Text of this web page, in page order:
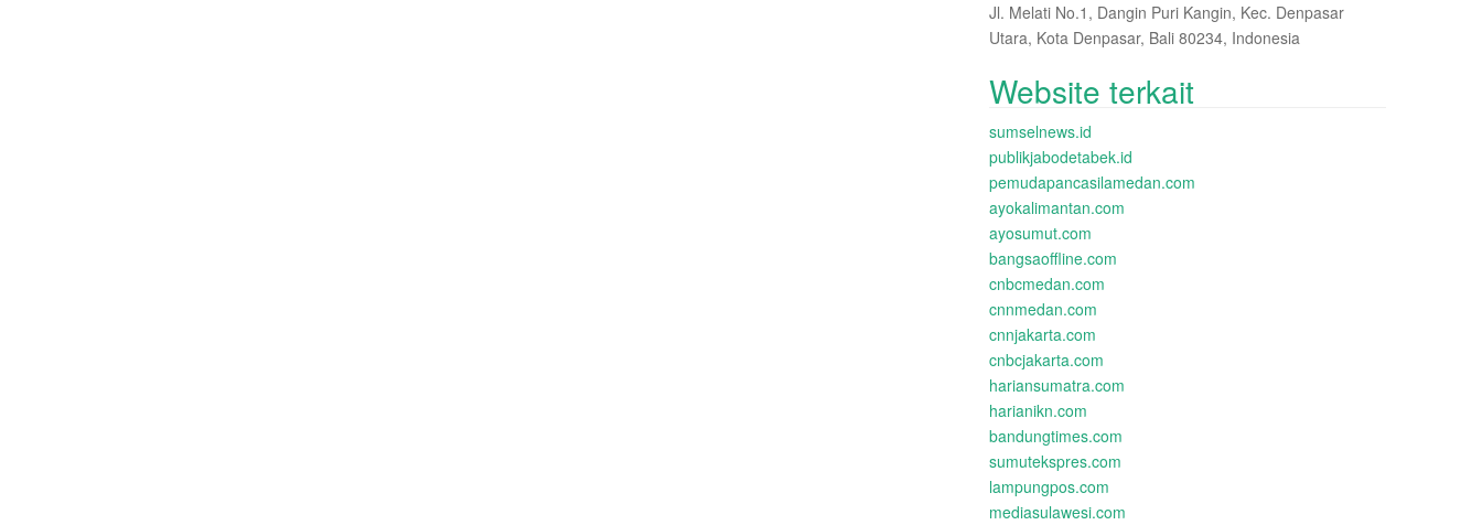
Jl. Melati No.1, Dangin Puri Kangin, Kec. Denpasar
Utara, Kota Denpasar, Bali 80234, Indonesia
Website terkait
sumselnews.id
publikjabodetabek.id
pemudapancasilamedan.com
ayokalimantan.com
ayosumut.com
bangsaoffline.com
cnbcmedan.com
cnnmedan.com
cnnjakarta.com
cnbcjakarta.com
hariansumatra.com
harianikn.com
bandungtimes.com
sumutekspres.com
lampungpos.com
mediasulawesi.com